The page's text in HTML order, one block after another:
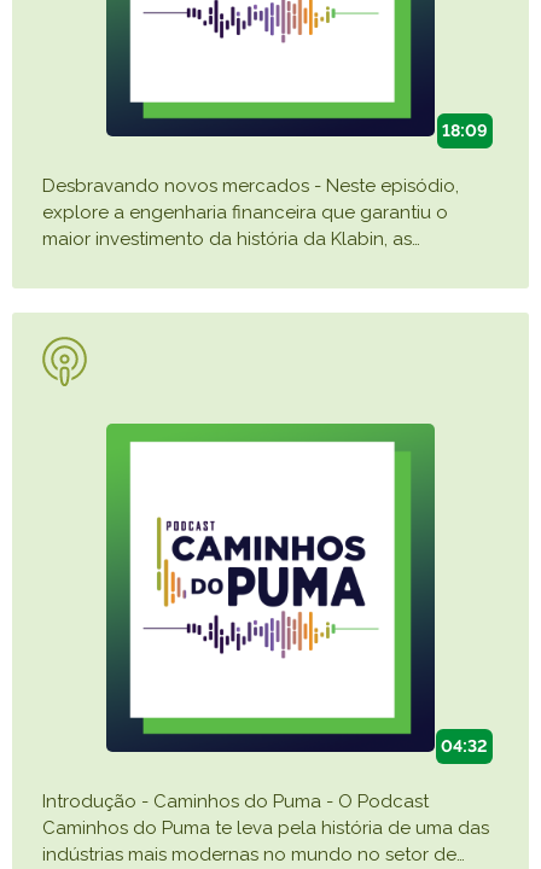
18:09
Desbravando novos mercados - Neste episódio,
explore a engenharia financeira que garantiu o
maior investimento da história da Klabin, as…
04:32
Introdução - Caminhos do Puma - O Podcast
Caminhos do Puma te leva pela história de uma das
indústrias mais modernas no mundo no setor de…